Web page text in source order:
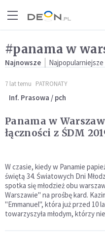
#panama w
Najnowsze Najpopularniejsze
7 lat temu PATRONATY
Inf. Prasowa / pch
Panama w
łączności z ŚDM
W czasie, kiedy w Panamie
świętą 34. Światowych Dni
spotka się młodzież obu
Warszawie" na prośbę kard.
"Emmanuel", która już przed 10
towarzyszyła młodym, którzy